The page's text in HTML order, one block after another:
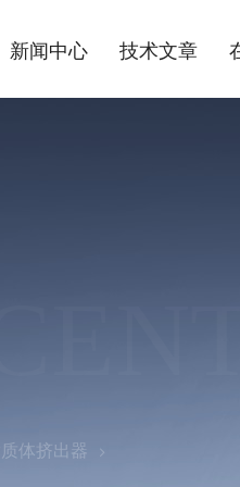
新闻中心 技术文章
质体挤出器